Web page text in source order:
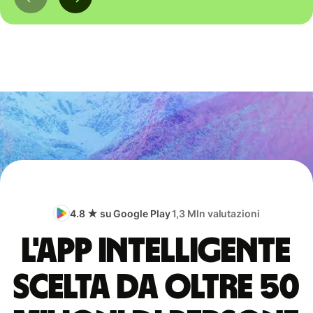
4.8 ★ su Google Play1,3 Mln valutazioni
L'app intelligente
scelta da oltre 50